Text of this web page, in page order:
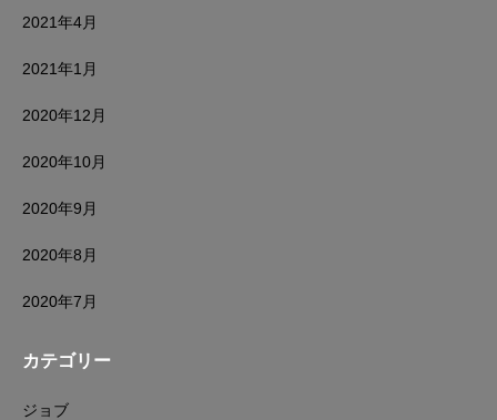
2021年4月
2021年1月
2020年12月
2020年10月
2020年9月
2020年8月
2020年7月
カテゴリー
ジョブ